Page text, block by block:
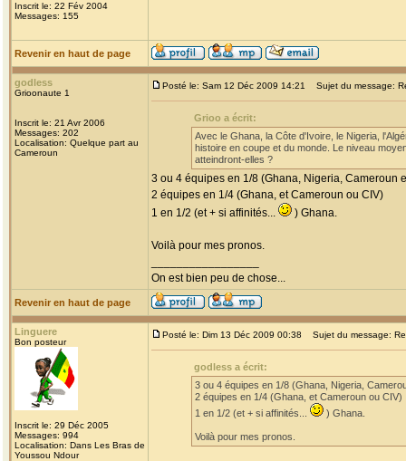
Inscrit le: 22 Fév 2004
Messages: 155
Revenir en haut de page
godless
Grioonaute 1
Inscrit le: 21 Avr 2006
Messages: 202
Localisation: Quelque part au
Cameroun
Posté le: Sam 12 Déc 2009 14:21 Sujet du message:
Grioo a écrit:
Avec le Ghana, la Côte d'Ivoire, le Nigeria,
histoire en coupe et du monde. Le niveau
atteindront-elles ?
3 ou 4 équipes en 1/8 (Ghana, Nigeria, Cameroun
2 équipes en 1/4 (Ghana, et Cameroun ou CIV)
1 en 1/2 (et + si affinités...
) Ghana.
Voilà pour mes pronos.
On est bien peu de chose...
Revenir en haut de page
Linguere
Bon posteur
Inscrit le: 29 Déc 2005
Messages: 994
Localisation: Dans Les Bras de
Youssou Ndour
Posté le: Dim 13 Déc 2009 00:38 Sujet du message:
godless a écrit:
3 ou 4 équipes en 1/8 (Ghana, Nigeria,
2 équipes en 1/4 (Ghana, et Cameroun ou CIV)
1 en 1/2 (et + si affinités...
) Ghana.
Voilà pour mes pronos.